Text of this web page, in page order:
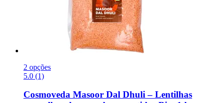
2 opções
5.0 (1)
Cosmoveda Masoor Dal Dhuli – Lentilhas